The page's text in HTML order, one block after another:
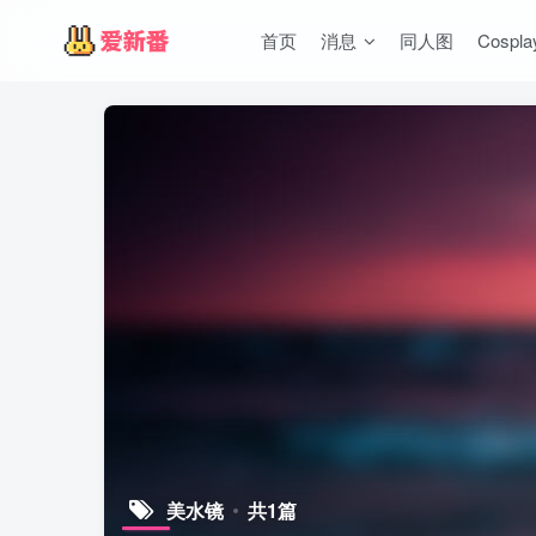
首页 消息 同人图
美水镜 共1篇